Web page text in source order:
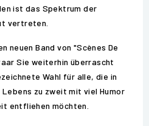
ist das Spektrum der
vertreten.
neuen Band von "Scènes De
Sie weiterhin überrascht
Wahl für alle, die in
zu zweit mit viel Humor
entfliehen möchten.